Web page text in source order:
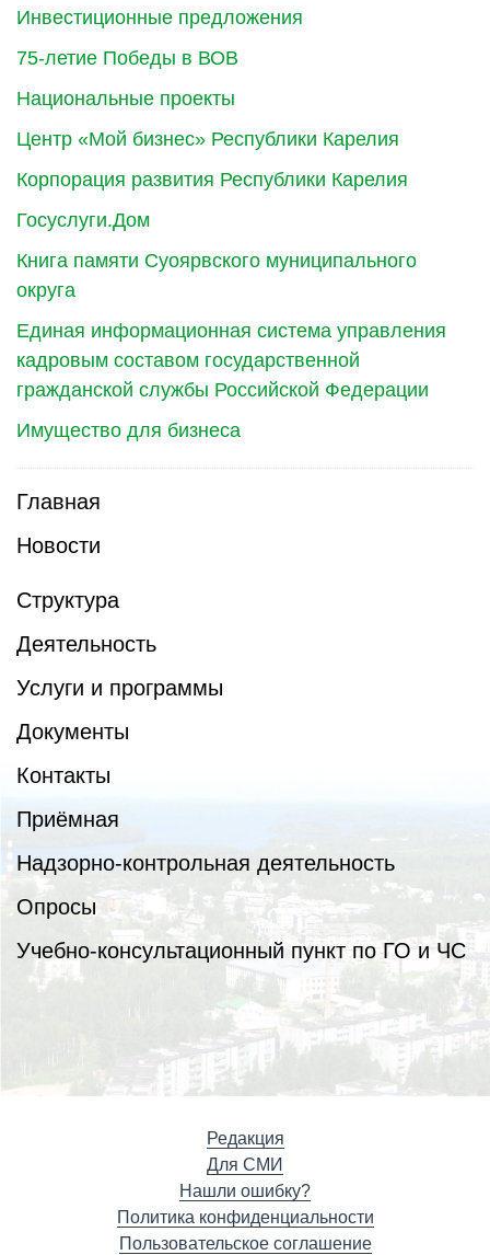
Инвестиционные предложения
75-летие Победы в ВОВ
Национальные проекты
Центр «Мой бизнес» Республики Карелия
Корпорация развития Республики Карелия
Госуслуги.Дом
Книга памяти Суоярвского муниципального
округа
Единая информационная система управления
кадровым составом государственной
гражданской службы Российской Федерации
Имущество для бизнеса
Главная
Новости
Структура
Деятельность
Услуги и программы
Документы
Контакты
Приёмная
Надзорно-контрольная деятельность
Опросы
Учебно-консультационный пункт по ГО и ЧС
Редакция
Для СМИ
Нашли ошибку?
Политика конфиденциальности
Пользовательское соглашение